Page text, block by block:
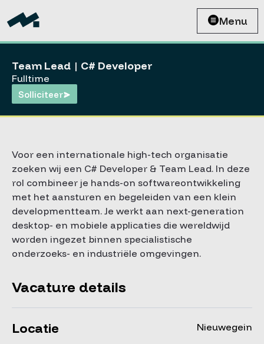
Menu
Team Lead | C# Developer
Fulltime
Solliciteer
Voor een internationale high-tech organisatie
zoeken wij een C# Developer & Team Lead. In deze
rol combineer je hands-on softwareontwikkeling
met het aansturen en begeleiden van een klein
developmentteam. Je werkt aan next-generation
desktop- en mobiele applicaties die wereldwijd
worden ingezet binnen specialistische
onderzoeks- en industriële omgevingen.
Vacature details
Locatie Nieuwegein